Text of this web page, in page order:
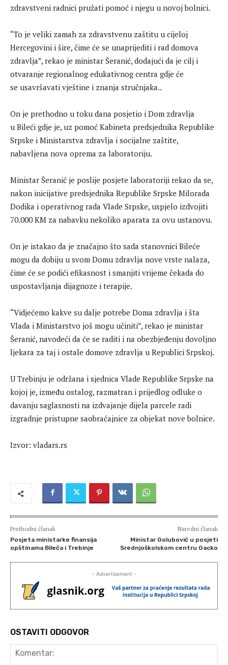
zdravstveni radnici pružati pomoć i njegu u novoj bolnici.
“To je veliki zamah za zdravstvenu zaštitu u cijeloj
Hercegovini i šire, čime će se unaprijediti i rad domova
zdravlja”, rekao je ministar Šeranić, dodajući da je cilj i
otvaranje regionalnog edukativnog centra gdje će
se usavršavati vještine i znanja stručnjaka..
On je prethodno u toku dana posjetio i Dom zdravlja
u Bileći gdje je, uz pomoć Kabineta predsjednika Republike
Srpske i Ministarstva zdravlja i socijalne zaštite,
nabavljena nova oprema za laboratoriju.
Ministar Šeranić je poslije posjete laboratoriji rekao da se,
nakon inicijative predsjednika Republike Srpske Milorada
Dodika i operativnog rada Vlade Srpske, uspjelo izdvojiti
70.000 KM za nabavku nekoliko aparata za ovu ustanovu.
On je istakao da je značajno što sada stanovnici Bileće
mogu da dobiju u svom Domu zdravlja nove vrste nalaza,
čime će se podići efikasnost i smanjiti vrijeme čekada do
uspostavljanja dijagnoze i terapije.
“Vidjećemo kakve su dalje potrebe Doma zdravlja i šta
Vlada i Ministarstvo još mogu učiniti”, rekao je ministar
Šeranić, navodeći da će se raditi i na obezbjeđenju dovoljno
ljekara za taj i ostale domove zdravlja u Republici Srpskoj.
U Trebinju je održana i sjednica Vlade Republike Srpske na
kojoj je, između ostalog, razmatran i prijedlog odluke o
davanju saglasnosti na izdvajanje dijela parcele radi
izgradnje pristupne saobraćajnice za objekat nove bolnice.
Izvor: vladars.rs
Prethodni članak
Posjeta ministarke finansija
opštinama Bileća i Trebinje
Naredni članak
Ministar Golubović u posjeti
Srednjoškolskom centru Gacko
- Advertisement -
OSTAVITI ODGOVOR